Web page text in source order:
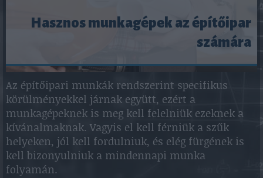
Hasznos munkagépek az építőipar
számára
Az építőipari munkák rendszerint specifikus
körülményekkel járnak együtt, ezért a
munkagépeknek is meg kell felelniük ezeknek a
kívánalmaknak. Vagyis el kell férniük a szűk
helyeken, jól kell fordulniuk, és elég fürgének is
kell bizonyulniuk a mindennapi munka
folyamán.